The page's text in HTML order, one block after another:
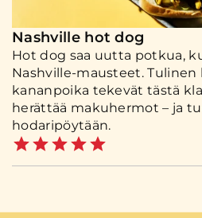
Nashville hot dog
Hot dog saa uutta potkua,
Nashville-mausteet.
kananpoika tekevät tästä
herättää makuhermot – ja
hodaripöytään.